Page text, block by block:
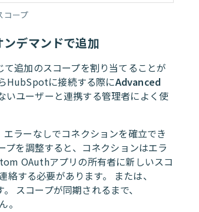
コープ
デマンドで追加
追加のスコープを割り当てることが
HubSpotに接続する際にAdvanced
いユーザーと連携する管理者によく使
ラーなしでコネクションを確立でき
プを調整すると、コネクションはエラ
OAuthアプリの所有者に新しいスコ
する必要があります。 または、
スコープが同期されるまで、
。